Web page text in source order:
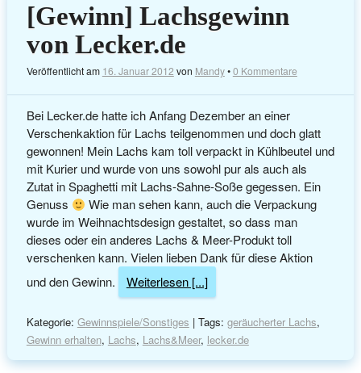
[Gewinn] Lachsgewinn
von Lecker.de
Veröffentlicht am 16. Januar 2012 von Mandy•0 Kommentare
Bei Lecker.de hatte ich Anfang Dezember an einer
Verschenkaktion für Lachs teilgenommen und doch glatt
gewonnen! Mein Lachs kam toll verpackt in Kühlbeutel und
mit Kurier und wurde von uns sowohl pur als auch als
Zutat in Spaghetti mit Lachs-Sahne-Soße gegessen. Ein
Genuss
Wie man sehen kann, auch die Verpackung
wurde im Weihnachtsdesign gestaltet, so dass man
dieses oder ein anderes Lachs & Meer-Produkt toll
verschenken kann. Vielen lieben Dank für diese Aktion
und den Gewinn.
Weiterlesen [...]
Kategorie: Gewinnspiele/Sonstiges | Tags: geräucherter Lachs,
Gewinn erhalten, Lachs, Lachs&Meer, lecker.de